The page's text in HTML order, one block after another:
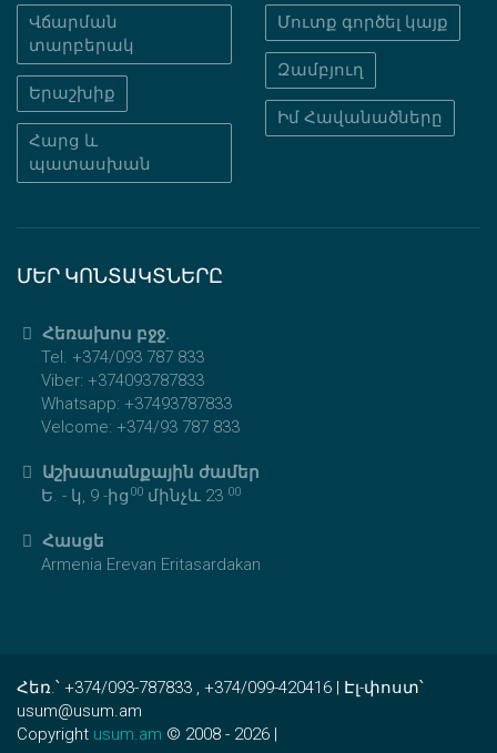
Վճարման
տարբերակ
Երաշխիք
Հարց և
պատասխան
Մուտք գործել կայք
Զամբյուղ
Իմ Հավանածները
ՄԵՐ ԿՈՆՏԱԿՏՆԵՐԸ
Հեռախոս բջջ.
Tel. +374/093 787 833
Viber: +374093787833
Whatsapp: +37493787833
Velcome: +374/93 787 833
Աշխատանքային ժամեր
Ե. - կ, 9 -ից 00 մինչև 23 00
Հասցե
Armenia Erevan Eritasardakan
Հեռ.՝ +374/093-787833 , +374/099-420416 | Էլ-փոստ՝
usum@usum.am
Copyright usum.am © 2008 - 2026 |